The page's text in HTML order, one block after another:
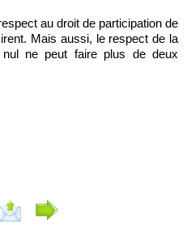
au droit de participation de
Mais aussi, le respect de la
ne peut faire plus de deux